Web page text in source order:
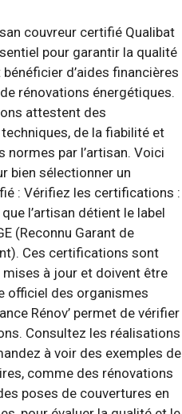
couvreur certifié Qualibat
pour garantir la qualité
d’aides financières
rénovations énergétiques.
attestent des
de la fiabilité et
normes par l’artisan. Voici
bien sélectionner un
: Vérifiez les certifications :
l’artisan détient le label
(Reconnu Garant de
Ces certifications sont
à jour et doivent être
officiel des organismes
Rénov’ permet de vérifier
Consultez les réalisations
à voir des exemples de
comme des rénovations
poses de couvertures en